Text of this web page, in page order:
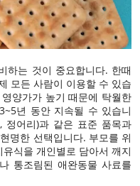
하는 것이 중요합니다. 한때
모든 사람이 이용할 수 있습
양가가 높기 때문에 탁월한
년 동안 지속될 수 있습니
정어리)과 같은 표준 품목과
명한 선택입니다. 부모를 위
식을 개인별로 담아서 깨지
통조림된 애완동물 사료를